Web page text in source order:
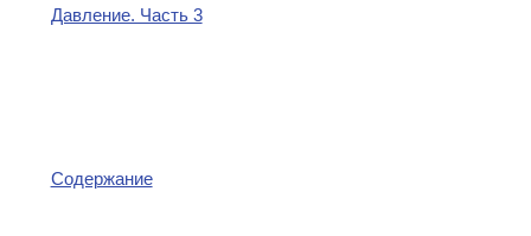
Давление. Часть 3
Содержание